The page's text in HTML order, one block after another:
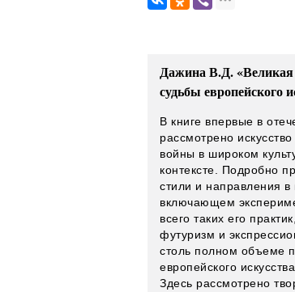
Дажина В.Д. «Великая
судьбы европейского
В книге впервые в
рассмотрено
войны в широком
контексте. Подробно
стили и направления в
включающем
всего таких его
футуризм и
столь полном объеме
европейского
Здесь рассмотрено